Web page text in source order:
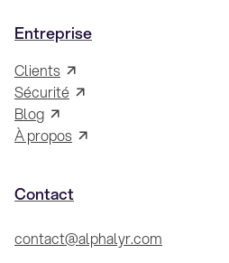
Entreprise
Clients
Sécurité
Blog
À propos
Contact
contact@alphalyr.com